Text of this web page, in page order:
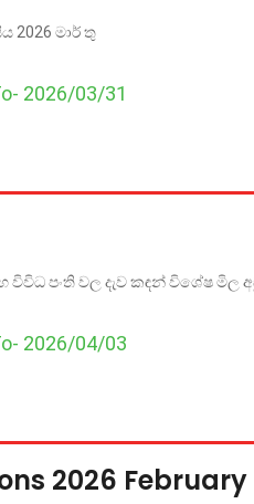
2026 මාර් තු
2026/03/31
පංති වල දැව කඳන් විශේෂ මිල
2026/04/03
2026 February